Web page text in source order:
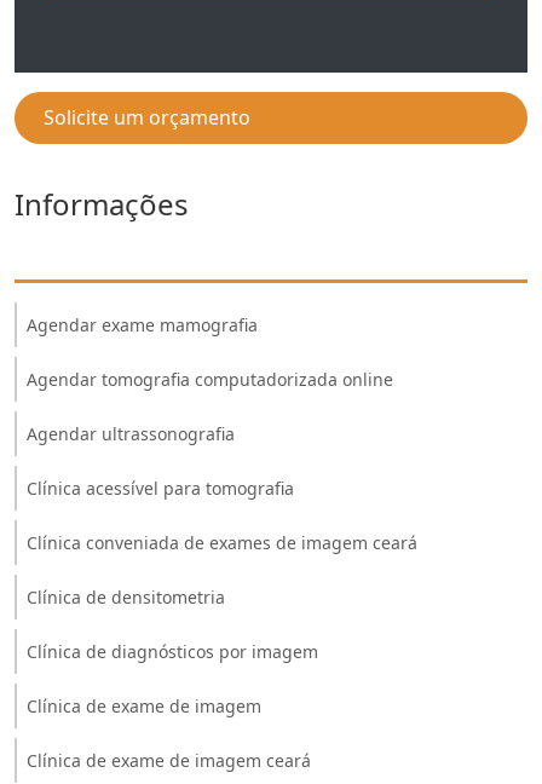
Solicite um orçamento
Informações
Agendar exame mamografia
Agendar tomografia computadorizada online
Agendar ultrassonografia
Clínica acessível para tomografia
Clínica conveniada de exames de imagem ceará
Clínica de densitometria
Clínica de diagnósticos por imagem
Clínica de exame de imagem
Clínica de exame de imagem ceará